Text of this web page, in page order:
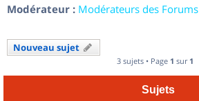
Modérateur : Modérateurs des Forums
Nouveau sujet
3 sujets • Page 1 sur 1
Sujets